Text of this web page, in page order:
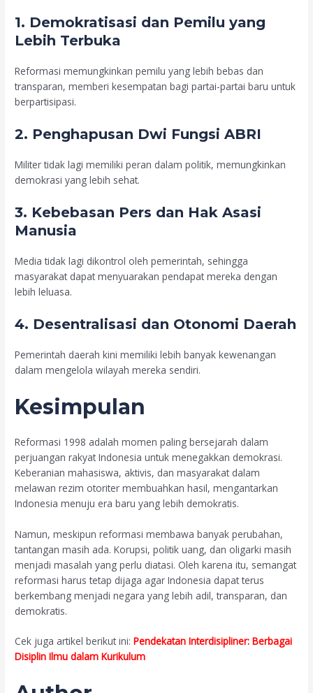
1. Demokratisasi dan Pemilu yang
Lebih Terbuka
Reformasi memungkinkan pemilu yang lebih bebas dan
transparan, memberi kesempatan bagi partai-partai baru untuk
berpartisipasi.
2. Penghapusan Dwi Fungsi ABRI
Militer tidak lagi memiliki peran dalam politik, memungkinkan
demokrasi yang lebih sehat.
3. Kebebasan Pers dan Hak Asasi
Manusia
Media tidak lagi dikontrol oleh pemerintah, sehingga
masyarakat dapat menyuarakan pendapat mereka dengan
lebih leluasa.
4. Desentralisasi dan Otonomi Daerah
Pemerintah daerah kini memiliki lebih banyak kewenangan
dalam mengelola wilayah mereka sendiri.
Kesimpulan
Reformasi 1998 adalah momen paling bersejarah dalam
perjuangan rakyat Indonesia untuk menegakkan demokrasi.
Keberanian mahasiswa, aktivis, dan masyarakat dalam
melawan rezim otoriter membuahkan hasil, mengantarkan
Indonesia menuju era baru yang lebih demokratis.
Namun, meskipun reformasi membawa banyak perubahan,
tantangan masih ada. Korupsi, politik uang, dan oligarki masih
menjadi masalah yang perlu diatasi. Oleh karena itu, semangat
reformasi harus tetap dijaga agar Indonesia dapat terus
berkembang menjadi negara yang lebih adil, transparan, dan
demokratis.
Cek juga artikel berikut ini:Pendekatan Interdisipliner: Berbagai
Disiplin Ilmu dalam Kurikulum